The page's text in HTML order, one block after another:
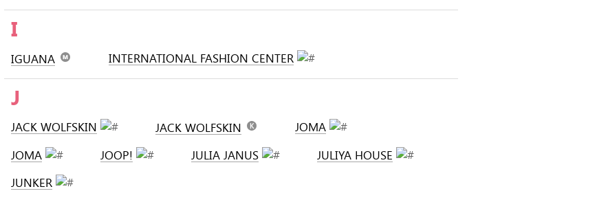
I
IGUANA INTERNATIONAL FASHION CENTER
J
JACK WOLFSKIN JACK WOLFSKIN
JOMA
JOMA
JOOP! JULIA JANUS
JULIYA HOUSE
JUNKER